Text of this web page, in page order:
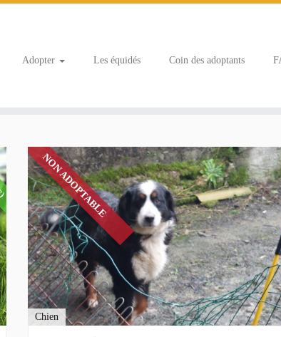
Adopter Les équidés Coin des adoptants
NON ADOPTABLE
Chien